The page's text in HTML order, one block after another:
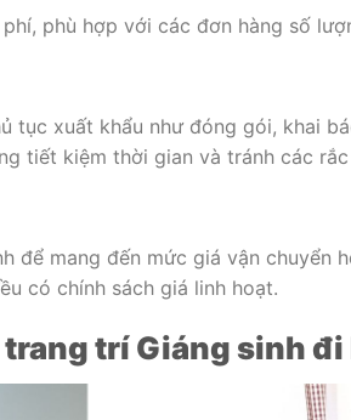
phù hợp với các đơn hàng số
tục xuất khẩu như đóng gói, khai
tiết kiệm thời gian và tránh các
để mang đến mức giá vận chuyển
có chính sách giá linh hoạt.
trí Giáng sinh đi